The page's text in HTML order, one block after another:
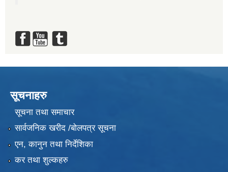
सूचनाहरु
सूचना तथा समाचार
सार्वजनिक खरीद /बोलपत्र सूचना
एन, कानुन तथा निर्देशिका
कर तथा शुल्कहरु